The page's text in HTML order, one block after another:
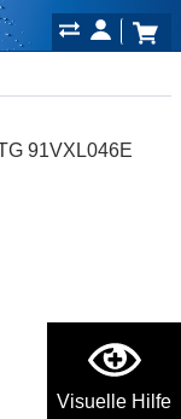
Visuelle Hilfe
91VXL046E